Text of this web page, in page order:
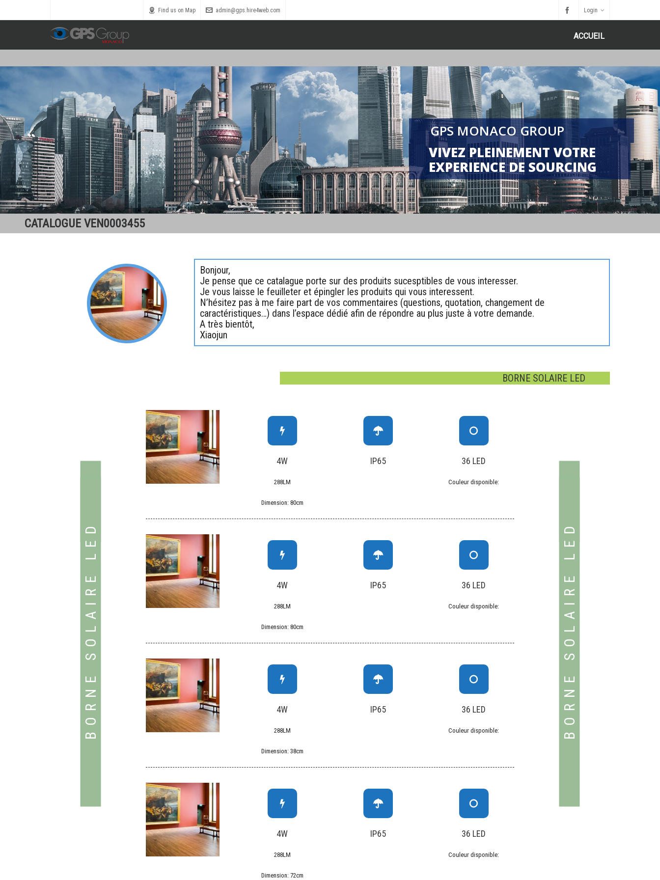
Find us on Map admin@gps.hire4web.com Login
ACCUEIL
VIVEZ PLEINEMENT VOTRE
EXPERIENCE DE SOURCING
GPS MONACO GROUP
CATALOGUE VEN0003455
Bonjour,
Je pense que ce catalague porte sur des produits sucesptibles de vous interesser.
Je vous laisse le feuilleter et épingler les produits qui vous interessent.
N’hésitez pas à me faire part de vos commentaires (questions, quotation, changement de
caractéristiques…) dans l’espace dédié afin de répondre au plus juste à votre demande.
A très bientôt,
Xiaojun
BORNE SOLAIRE LED
BORNE SOLAIRE LED
4W
288LM
Dimension: 80cm
IP65 36 LED
Couleur disponible:
4W
288LM
Dimension: 80cm
IP65 36 LED
Couleur disponible:
4W
288LM
Dimension: 38cm
IP65 36 LED
Couleur disponible:
4W
288LM
Dimension: 72cm
IP65 36 LED
Couleur disponible:
BORNE SOLAIRE LED